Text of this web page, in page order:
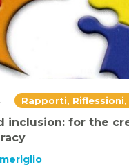
Rapporti,
inclusion: for the